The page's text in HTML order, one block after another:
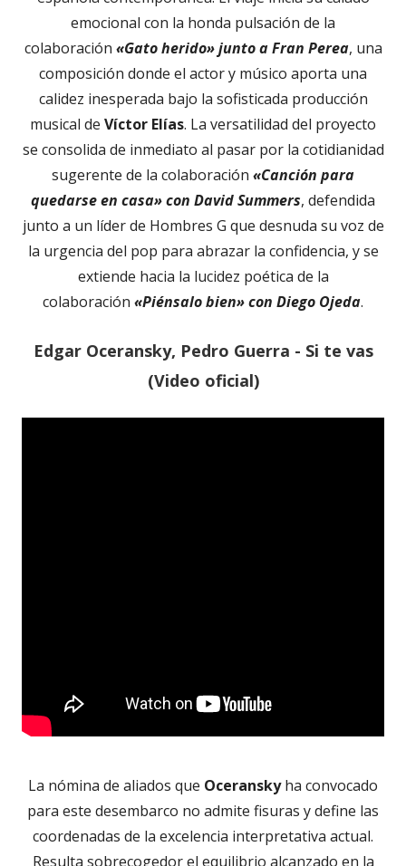
emocional con la honda pulsación de la
colaboración «Gato herido» junto a Fran Perea, una
composición donde el actor y músico aporta una
calidez inesperada bajo la sofisticada producción
musical de Víctor Elías. La versatilidad del proyecto
se consolida de inmediato al pasar por la cotidianidad
sugerente de la colaboración «Canción para
quedarse en casa» con David Summers, defendida
junto a un líder de Hombres G que desnuda su voz de
la urgencia del pop para abrazar la confidencia, y se
extiende hacia la lucidez poética de la
colaboración «Piénsalo bien» con Diego Ojeda.
Edgar Oceransky, Pedro Guerra - Si te vas
(Video oficial)
La nómina de aliados que Oceranskyha convocado
para este desembarco no admite fisuras y define las
coordenadas de la excelencia interpretativa actual.
Resulta sobrecogedor el equilibrio alcanzado en la